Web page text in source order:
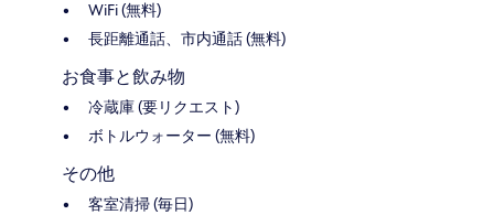
WiFi (無料)
長距離通話、市内通話 (無料)
お食事と飲み物
冷蔵庫 (要リクエスト)
ボトルウォーター (無料)
その他
客室清掃 (毎日)